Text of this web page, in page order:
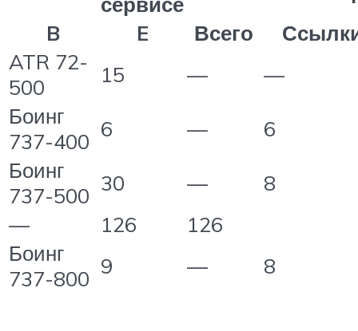
B
E Всего
ATR 72-
500
15 —
—
Боинг
737-400 6 —
6
Боинг
737-500 30 —
8
—
126
126
Боинг
737-800 9 — 8